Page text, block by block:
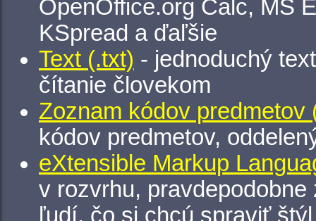
OpenOffice.org Calc, MS
KSpread a ďaľšie
Text (.txt) - jednoduchý
čítanie človekom
Zoznam kódov predmetov
kódov predmetov,
eXtensible Markup
v rozvrhu,
ľudí, čo si chcú spraviť